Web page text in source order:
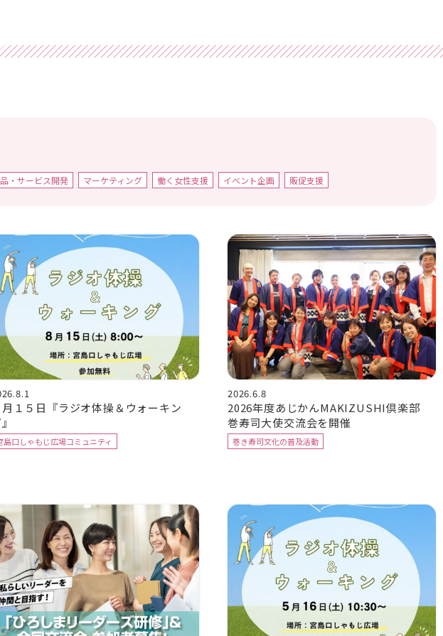
・サービス開発 マーケティング 働く女性支援 イベント企画 販促支援
１５日『ラジオ体操＆ウォーキン
島口しゃもじ広場コミュニティ
2026.6.8
2026年度あじかんMAKIZUSHI倶楽部
巻寿司大使交流会を開催
巻き寿司文化の普及活動